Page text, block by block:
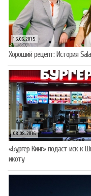
15.06.2015
Хороший рецепт: История
08.08.2016
«Бургер Кинг» подаст иск к
икоту